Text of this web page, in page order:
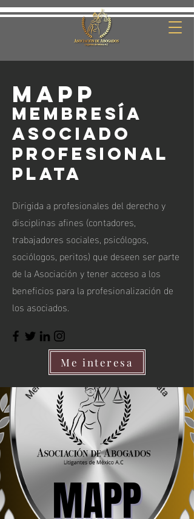
MAPP
Membresía
Asociado
profesional
Plata
Dirigida a profesionales del derecho y
disciplinas afines (contadores,
trabajadores sociales, psicólogos,
sociólogos, peritos) que deseen ser parte
de la Asociación y tener acceso a los
beneficios para la profesionalización de
los asociados.
Me interesa